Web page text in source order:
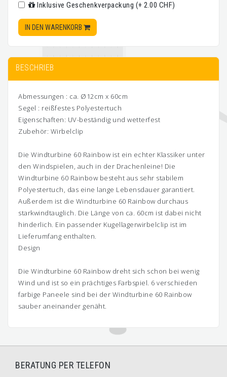
Inklusive Geschenkverpackung (+ 2.00 CHF)
IN DEN WARENKORB
BESCHRIEB
Abmessungen : ca. Ø12cm x 60cm
Segel : reißfestes Polyestertuch
Eigenschaften: UV-beständig und wetterfest
Zubehör: Wirbelclip
Die Windturbine 60 Rainbow ist ein echter Klassiker unter
den Windspielen, auch in der Drachenleine! Die
Windturbine 60 Rainbow besteht aus sehr stabilem
Polyestertuch, das eine lange Lebensdauer garantiert.
Außerdem ist die Windturbine 60 Rainbow durchaus
starkwindtauglich. Die Länge von ca. 60cm ist dabei nicht
hinderlich. Ein passender Kugellagerwirbelclip ist im
Lieferumfang enthalten.
Design
Die Windturbine 60 Rainbow dreht sich schon bei wenig
Wind und ist so ein prächtiges Farbspiel. 6 verschieden
farbige Paneele sind bei der Windturbine 60 Rainbow
sauber aneinander genäht.
BERATUNG PER TELEFON